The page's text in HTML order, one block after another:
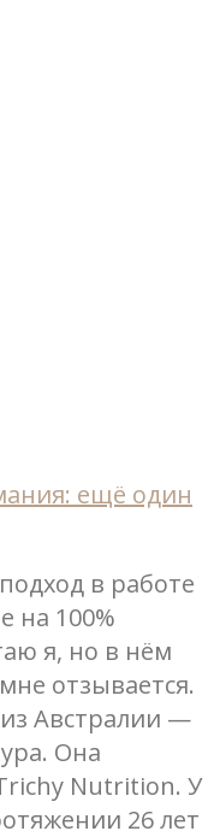
ещё один
в работе
на 100%
я, но в нём
отзывается.
Австралии —
Она
Nutrition. У
26 лет